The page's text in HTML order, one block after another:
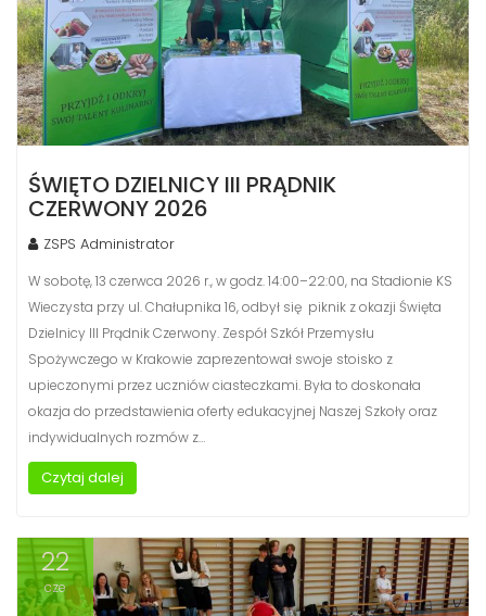
ŚWIĘTO DZIELNICY III PRĄDNIK
CZERWONY 2026
ZSPS Administrator
W sobotę, 13 czerwca 2026 r., w godz. 14:00–22:00, na Stadionie KS
Wieczysta przy ul. Chałupnika 16, odbył się piknik z okazji Święta
Dzielnicy III Prądnik Czerwony. Zespół Szkół Przemysłu
Spożywczego w Krakowie zaprezentował swoje stoisko z
upieczonymi przez uczniów ciasteczkami. Była to doskonała
okazja do przedstawienia oferty edukacyjnej Naszej Szkoły oraz
indywidualnych rozmów z…
Czytaj dalej
22
cze